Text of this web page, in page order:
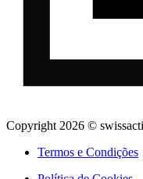
Copyright 2026 ©
Termos e Condições